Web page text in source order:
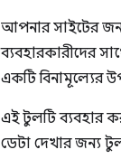
আপনার সাইটের
ব্যবহারকারীদের
একটি বিনামূল্যের
এই টুলটি ব্যবহার
ডেটা দেখার জন্য